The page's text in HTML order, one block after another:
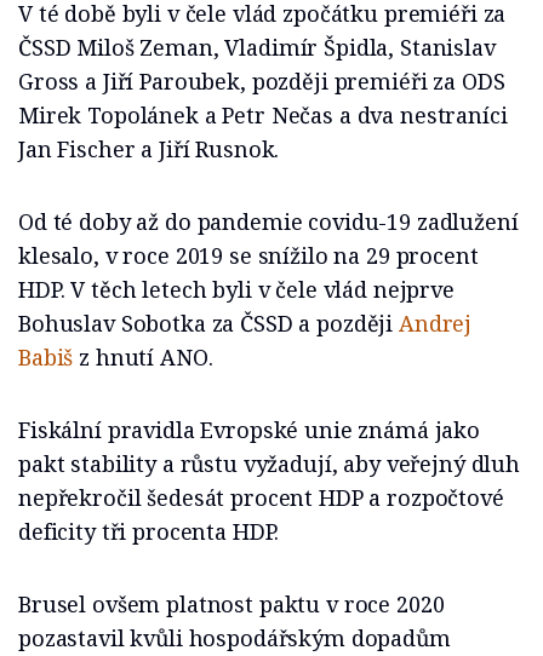
V té době byli v čele vlád zpočátku premiéři za
ČSSD Miloš Zeman, Vladimír Špidla, Stanislav
Gross a Jiří Paroubek, později premiéři za ODS
Mirek Topolánek a Petr Nečas a dva nestraníci
Jan Fischer a Jiří Rusnok.
Od té doby až do pandemie covidu-19 zadlužení
klesalo, v roce 2019 se snížilo na 29 procent
HDP. V těch letech byli v čele vlád nejprve
Bohuslav Sobotka za ČSSD a později Andrej
Babiš z hnutí ANO.
Fiskální pravidla Evropské unie známá jako
pakt stability a růstu vyžadují, aby veřejný dluh
nepřekročil šedesát procent HDP a rozpočtové
deficity tři procenta HDP.
Brusel ovšem platnost paktu v roce 2020
pozastavil kvůli hospodářským dopadům